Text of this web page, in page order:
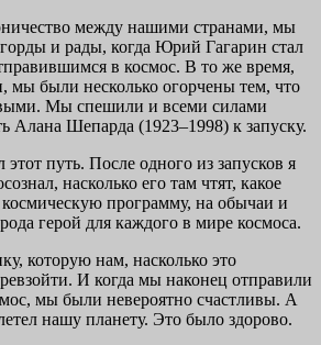
между нашими странами, мы
и рады, когда Юрий Гагарин стал
в космос. В то же время,
мы были несколько огорчены тем, что
Мы спешили и всеми силами
Алана Шепарда (1923–1998) к запуску.
путь. После одного из запусков я
насколько его там чтят, какое
программу, на обычаи и
герой для каждого в мире космоса.
которую нам, насколько это
И когда мы наконец отправили
мы были невероятно счастливы. А
нашу планету. Это было здорово.